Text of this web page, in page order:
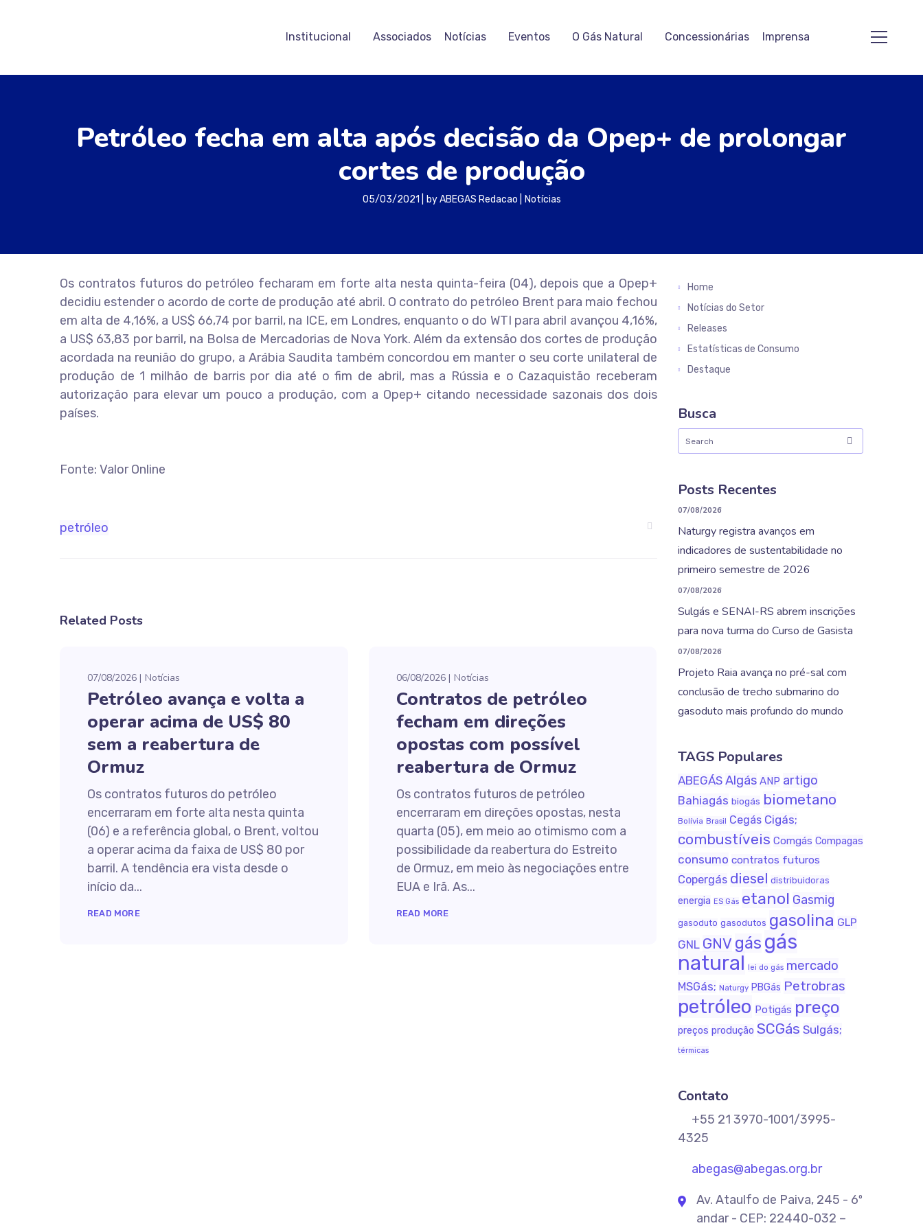
Institucional Associados Notícias Eventos O Gás Natural Concessionárias Imprensa
Petróleo fecha em alta após decisão da Opep+ de prolongar
cortes de produção
05/03/2021 byABEGAS Redacao Notícias
Os contratos futuros do petróleo fecharam em forte alta nesta quinta-feira (04), depois que a Opep+
decidiu estender o acordo de corte de produção até abril. O contrato do petróleo Brent para maio fechou
em alta de 4,16%, a US$ 66,74 por barril, na ICE, em Londres, enquanto o do WTI para abril avançou 4,16%,
a US$ 63,83 por barril, na Bolsa de Mercadorias de Nova York. Além da extensão dos cortes de produção
acordada na reunião do grupo, a Arábia Saudita também concordou em manter o seu corte unilateral de
produção de 1 milhão de barris por dia até o fim de abril, mas a Rússia e o Cazaquistão receberam
autorização para elevar um pouco a produção, com a Opep+ citando necessidade sazonais dos dois
países.
Fonte: Valor Online
petróleo
Related Posts
07/08/2026 Notícias
Petróleo avança e volta a
operar acima de US$ 80
sem a reabertura de
Ormuz
Os contratos futuros do petróleo
encerraram em forte alta nesta quinta
(06) e a referência global, o Brent, voltou
a operar acima da faixa de US$ 80 por
barril. A tendência era vista desde o
início da...
READ MORE
06/08/2026 Notícias
Contratos de petróleo
fecham em direções
opostas com possível
reabertura de Ormuz
Os contratos futuros de petróleo
encerraram em direções opostas, nesta
quarta (05), em meio ao otimismo com a
possibilidade da reabertura do Estreito
de Ormuz, em meio às negociações entre
EUA e Irã. As...
READ MORE
Home
Notícias do Setor
Releases
Estatísticas de Consumo
Destaque
Busca
Posts Recentes
07/08/2026
Naturgy registra avanços em
indicadores de sustentabilidade no
primeiro semestre de 2026
07/08/2026
Sulgás e SENAI-RS abrem inscrições
para nova turma do Curso de Gasista
07/08/2026
Projeto Raia avança no pré-sal com
conclusão de trecho submarino do
gasoduto mais profundo do mundo
TAGS Populares
ABEGÁS Algás ANP artigo
Bahiagás biogás biometano
Bolívia Brasil Cegás Cigás;
combustíveis Comgás Compagas
consumo contratos futuros
Copergás diesel distribuidoras
energia ES Gás etanol Gasmig
gasoduto gasodutos gasolina GLP
GNL GNV gás gás
natural lei do gás mercado
MSGás; Naturgy PBGás Petrobras
petróleo Potigás preço
preços produção SCGás Sulgás;
térmicas
Contato
+55 21 3970-1001/3995-
4325
abegas@abegas.org.br
Av. Ataulfo de Paiva, 245 - 6º
andar - CEP: 22440-032 –